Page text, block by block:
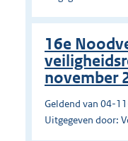
16e
november
Geldend van 04-
Uitgegeven door: